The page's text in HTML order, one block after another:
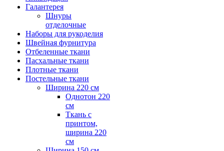
Галантерея
Шнуры
отделочные
Наборы для рукоделия
Швейная фурнитура
Отбеленные ткани
Пасхальные ткани
Плотные ткани
Постельные ткани
Ширина 220 см
Однотон 220
см
Ткань с
принтом,
ширина 220
см